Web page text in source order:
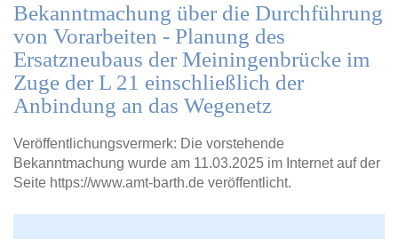
Bekanntmachung über die Durchführung
von Vorarbeiten - Planung des
Ersatzneubaus der Meiningenbrücke im
Zuge der L 21 einschließlich der
Anbindung an das Wegenetz
Veröffentlichungsvermerk: Die vorstehende
Bekanntmachung wurde am 11.03.2025 im Internet auf der
Seite https://www.amt-barth.de veröffentlicht.